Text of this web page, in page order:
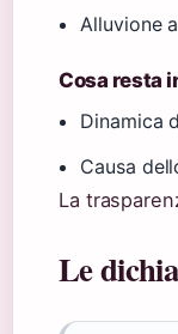
Alluvione
Cosa resta
Dinamica
Causa
La
Le